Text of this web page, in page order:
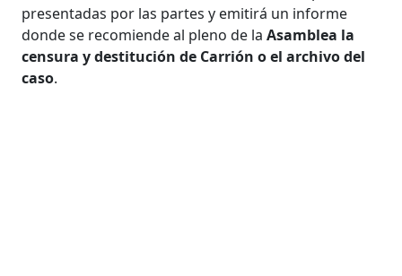
presentadas por las partes y emitirá un informe
donde se recomiende al pleno de laAsamblea la
censura y destitución de Carrión o el archivo del
caso.